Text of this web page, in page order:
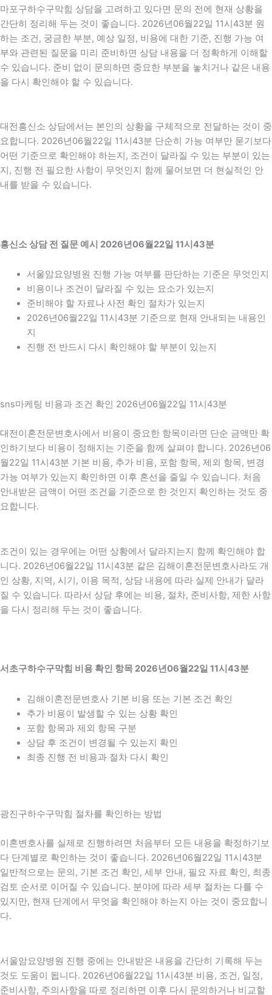
마포구하수구막힘 상담을 고려하고 있다면 문의 전에 현재 상황을
간단히 정리해 두는 것이 좋습니다. 2026년06월22일 11시43분 원
하는 조건, 궁금한 부분, 예상 일정, 비용에 대한 기준, 진행 가능 여
부와 관련된 질문을 미리 준비하면 상담 내용을 더 정확하게 이해할
수 있습니다. 준비 없이 문의하면 중요한 부분을 놓치거나 같은 내용
을 다시 확인해야 할 수 있습니다.
대전흥신소 상담에서는 본인의 상황을 구체적으로 전달하는 것이 중
요합니다. 2026년06월22일 11시43분 단순히 가능 여부만 묻기보다
어떤 기준으로 확인해야 하는지, 조건이 달라질 수 있는 부분이 있는
지, 진행 전 필요한 사항이 무엇인지 함께 물어보면 더 현실적인 안
내를 받을 수 있습니다.
흥신소 상담 전 질문 예시 2026년06월22일 11시43분
서울암요양병원 진행 가능 여부를 판단하는 기준은 무엇인지
비용이나 조건이 달라질 수 있는 요소가 있는지
준비해야 할 자료나 사전 확인 절차가 있는지
2026년06월22일 11시43분 기준으로 현재 안내되는 내용인
지
진행 전 반드시 다시 확인해야 할 부분이 있는지
sns마케팅 비용과 조건 확인 2026년06월22일 11시43분
대전이혼전문변호사에서 비용이 중요한 항목이라면 단순 금액만 확
인하기보다 비용이 정해지는 기준을 함께 살펴야 합니다. 2026년06
월22일 11시43분 기본 비용, 추가 비용, 포함 항목, 제외 항목, 변경
가능 여부가 있는지 확인하면 이후 혼선을 줄일 수 있습니다. 처음
안내받은 금액이 어떤 조건을 기준으로 한 것인지 확인하는 것도 중
요합니다.
조건이 있는 경우에는 어떤 상황에서 달라지는지 함께 확인해야 합
니다. 2026년06월22일 11시43분 같은 김해이혼전문변호사라도 개
인 상황, 지역, 시기, 이용 목적, 상담 내용에 따라 실제 안내가 달라
질 수 있습니다. 따라서 상담 후에는 비용, 절차, 준비사항, 제한 사항
을 다시 정리해 두는 것이 좋습니다.
서초구하수구막힘 비용 확인 항목 2026년06월22일 11시43분
김해이혼전문변호사 기본 비용 또는 기본 조건 확인
추가 비용이 발생할 수 있는 상황 확인
포함 항목과 제외 항목 구분
상담 후 조건이 변경될 수 있는지 확인
최종 진행 전 비용과 절차 다시 확인
광진구하수구막힘 절차를 확인하는 방법
이혼변호사를 실제로 진행하려면 처음부터 모든 내용을 확정하기보
다 단계별로 확인하는 것이 좋습니다. 2026년06월22일 11시43분
일반적으로는 문의, 기본 조건 확인, 세부 안내, 필요 자료 확인, 최종
검토 순서로 이어질 수 있습니다. 분야에 따라 세부 절차는 다를 수
있지만, 현재 단계에서 무엇을 확인해야 하는지 아는 것이 중요합니
다.
서울암요양병원 진행 중에는 안내받은 내용을 간단히 기록해 두는
것도 도움이 됩니다. 2026년06월22일 11시43분 비용, 조건, 일정,
준비사항, 주의사항을 따로 정리하면 이후 다시 문의하거나 비교할